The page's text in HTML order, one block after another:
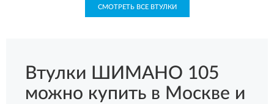
СМОТРЕТЬ ВСЕ ВТУЛКИ
Втулки ШИМАНО 105
можно купить в Москве и